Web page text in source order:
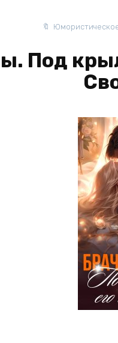
Под